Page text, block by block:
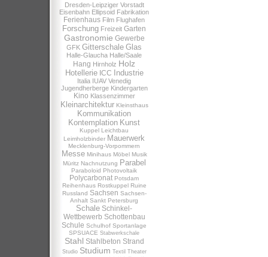
Dresden-Leipziger Vorstadt
Eisenbahn Ellipsoid Fabrikation
Ferienhaus Film Flughafen
Forschung Freizeit Garten
Gastronomie Gewerbe
GFK Gitterschale Glas
Halle-Glaucha Halle/Saale
Hang Hirnholz Holz
Hotellerie ICC Industrie
Italia IUAV Venedig
Jugendherberge Kindergarten
Kino Klassenzimmer
Kleinarchitektur Kleinsthaus
Kommunikation
Kontemplation Kunst
Kuppel Leichtbau
Leimholzbinder Mauerwerk
Mecklenburg-Vorpommern
Messe Minihaus Möbel Musik
Müritz Nachnutzung Parabel
Paraboloid Photovoltaik
Polycarbonat Potsdam
Reihenhaus Rostkuppel Ruine
Russland Sachsen Sachsen-
Anhalt Sankt Petersburg
Schale Schinkel-
Wettbewerb Schottenbau
Schule Schulhof Sportanlage
SPSUACE Stabwerkschale
Stahl Stahlbeton Strand
Studio Studium Textil Theater